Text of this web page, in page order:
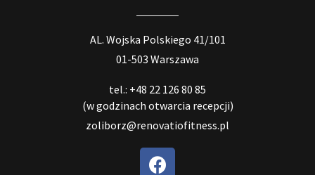
AL. Wojska Polskiego 41/101
01-503 Warszawa
tel.: +48 22 126 80 85
(w godzinach otwarcia recepcji)
zoliborz@renovatiofitness.pl